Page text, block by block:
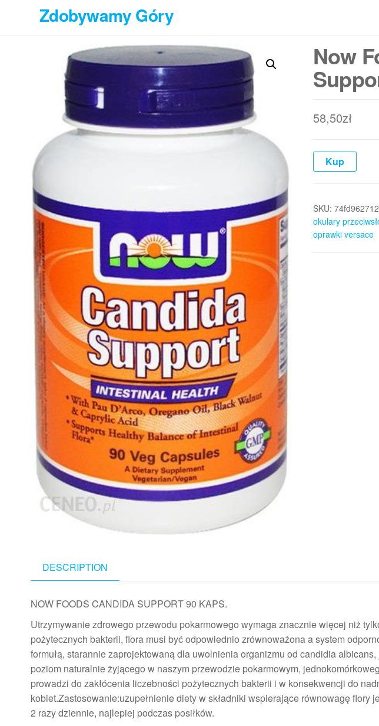
treści
Zdobywamy Góry
Now
58,50zł
Kup
SKU:
okulary
oprawki versace
DESCRIPTION
NOW FOODS CANDIDA SUPPORT 90 KAPS.
Utrzymywanie zdrowego przewodu pokarmowego wymaga znacznie więcej niż
pożytecznych bakterii, flora musi być odpowiednio zrównoważona a system
formułą, starannie zaprojektowaną dla uwolnienia organizmu od candidia
poziom naturalnie żyjącego w naszym przewodzie pokarmowym,
prowadzi do zakłócenia liczebności pożytecznych bakterii i w konsekwencji do
kobiet.Zastosowanie:uzupełnienie diety w składniki wspierające równowagę flory
2 razy dziennie, najlepiej podczas posiłków.